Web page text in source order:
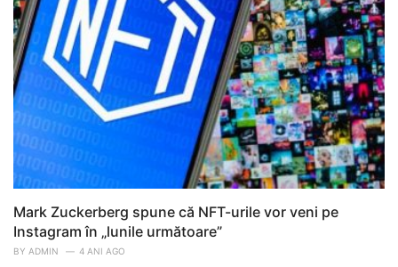
Mark Zuckerberg spune că NFT-urile vor veni pe
Instagram în „lunile următoare”
BY ADMIN 4 ANI AGO